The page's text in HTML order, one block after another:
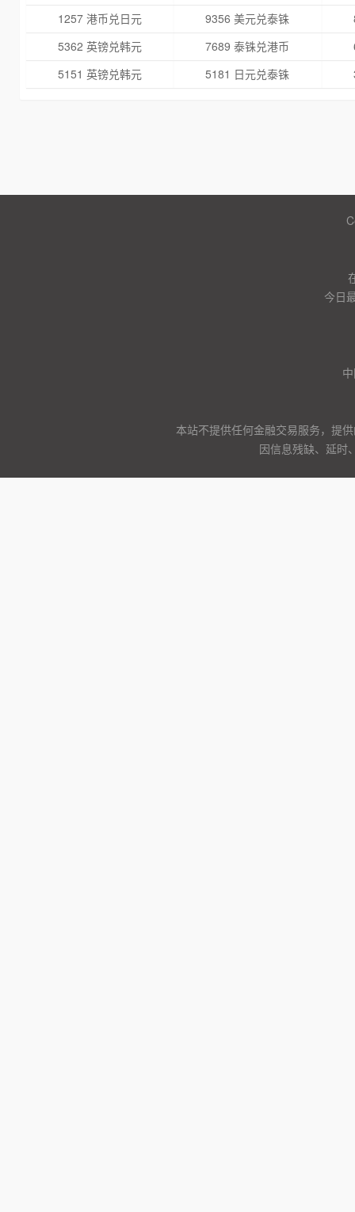
1257 港币兑日元
9356 美元兑泰铢
5362 英镑兑韩元
7689 泰铢兑港币
5151 英镑兑韩元
5181 日元兑泰铢
今日
本站不提供任何金融交易服务，提
因信息残缺、延时